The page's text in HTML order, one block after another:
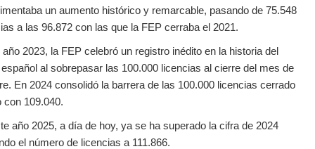
un aumento histórico y remarcable, pasando de 75.548
a las 96.872 con las que la FEP cerraba el 2021.
2023, la FEP celebró un registro inédito en la historia del
al sobrepasar las 100.000 licencias al cierre del mes de
En 2024 consolidó la barrera de las 100.000 licencias cerrado
con 109.040.
año 2025, a día de hoy, ya se ha superado la cifra de 2024
el número de licencias a 111.866.